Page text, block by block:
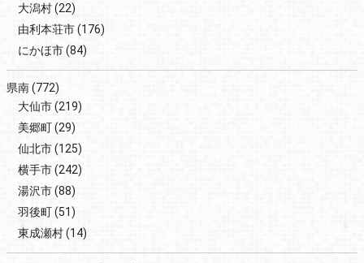
大潟村(22)
由利本荘市(176)
にかほ市(84)
県南(772)
大仙市(219)
美郷町(29)
仙北市(125)
横手市(242)
湯沢市(88)
羽後町(51)
東成瀬村(14)